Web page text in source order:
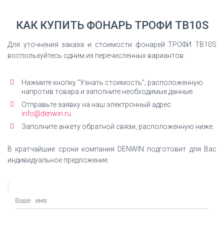
КАК КУПИТЬ ФОНАРЬ ТРОФИ TB10S
Для уточнения заказа и стоимости фонарей ТРОФИ TB10S
воспользуйтесь одним из перечисленных вариантов:
Нажмите кнопку “Узнать стоимость”, расположенную
напротив товара и заполните необходимые данные.
Отправьте заявку на наш электронный адрес
info@denwin.ru.
Заполните анкету обратной связи, расположенную ниже.
В кратчайшие сроки компания DENWIN подготовит для Вас
индивидуальное предложение.